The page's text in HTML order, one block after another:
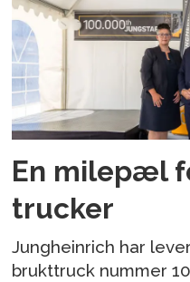
En milepæl
trucker
Jungheinrich har
brukttruck nummer